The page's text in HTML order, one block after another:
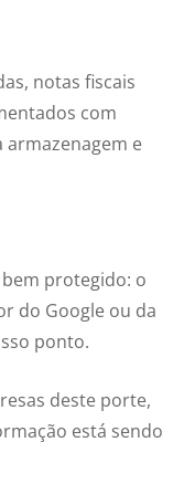
notas fiscais
com
e
protegido: o
do Google ou da
ponto.
deste porte,
está sendo